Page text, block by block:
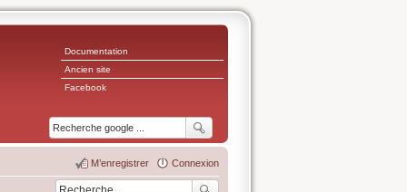
Documentation
Ancien site
Facebook
Connexion
M’enregistrer